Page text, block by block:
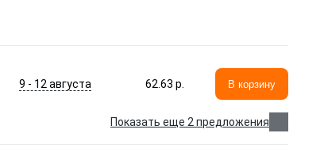
9 - 12 августа 62.63 p. В корзину
Показать еще 2 предложения